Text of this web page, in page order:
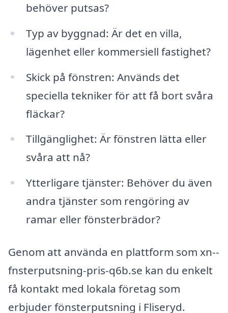
behöver putsas?
Typ av byggnad: Är det en villa,
lägenhet eller kommersiell fastighet?
Skick på fönstren: Används det
speciella tekniker för att få bort svåra
fläckar?
Tillgänglighet: Är fönstren lätta eller
svåra att nå?
Ytterligare tjänster: Behöver du även
andra tjänster som rengöring av
ramar eller fönsterbrädor?
Genom att använda en plattform som xn--
fnsterputsning-pris-q6b.se kan du enkelt
få kontakt med lokala företag som
erbjuder fönsterputsning i Fliseryd.